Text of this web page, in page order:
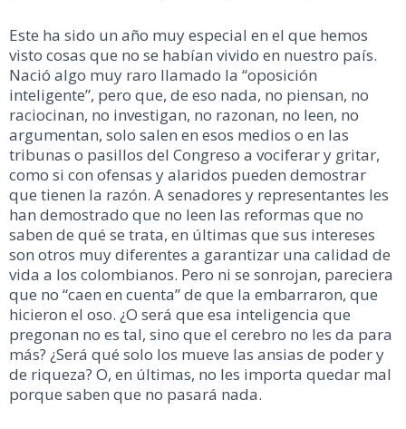
Este ha sido un año muy especial en el que hemos
visto cosas que no se habían vivido en nuestro país.
Nació algo muy raro llamado la “oposición
inteligente”, pero que, de eso nada, no piensan, no
raciocinan, no investigan, no razonan, no leen, no
argumentan, solo salen en esos medios o en las
tribunas o pasillos del Congreso a vociferar y gritar,
como si con ofensas y alaridos pueden demostrar
que tienen la razón. A senadores y representantes les
han demostrado que no leen las reformas que no
saben de qué se trata, en últimas que sus intereses
son otros muy diferentes a garantizar una calidad de
vida a los colombianos. Pero ni se sonrojan, pareciera
que no “caen en cuenta” de que la embarraron, que
hicieron el oso. ¿O será que esa inteligencia que
pregonan no es tal, sino que el cerebro no les da para
más? ¿Será qué solo los mueve las ansias de poder y
de riqueza? O, en últimas, no les importa quedar mal
porque saben que no pasará nada.